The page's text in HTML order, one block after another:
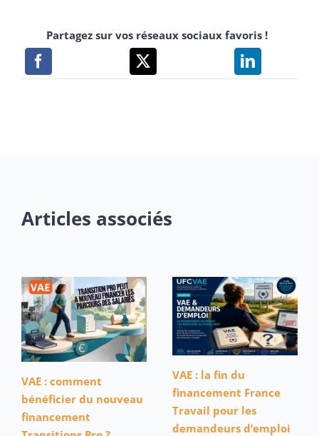
Partagez sur vos réseaux sociaux favoris !
Articles associés
VAE : comment
bénéficier du nouveau
financement
VAE : la fin du
financement France
Travail pour les
demandeurs d’emploi